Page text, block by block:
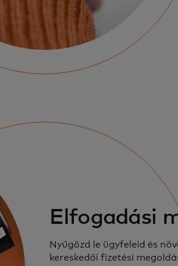
Elfogadási
Nyűgözd le ügyfeleid és
kereskedői fizetési